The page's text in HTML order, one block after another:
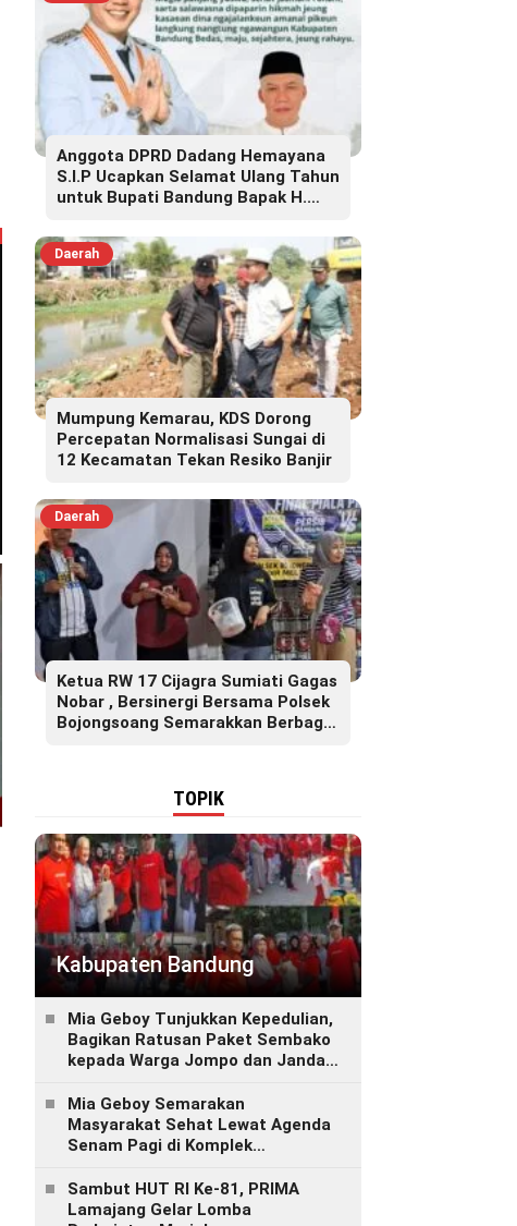
Anggota DPRD Dadang Hemayana
S.I.P Ucapkan Selamat Ulang Tahun
untuk Bupati Bandung Bapak H.
Daerah
Mumpung Kemarau, KDS Dorong
Percepatan Normalisasi Sungai di
12 Kecamatan Tekan Resiko Banjir
Daerah
Ketua RW 17 Cijagra Sumiati Gagas
Nobar , Bersinergi Bersama Polsek
Bojongsoang Semarakkan Berbagi
TOPIK
Kabupaten Bandung
Mia Geboy Tunjukkan Kepedulian,
Bagikan Ratusan Paket Sembako
kepada Warga Jompo dan Janda
Mia Geboy Semarakan
Masyarakat Sehat Lewat Agenda
Senam Pagi di Komplek
Sambut HUT RI Ke-81, PRIMA
Lamajang Gelar Lomba